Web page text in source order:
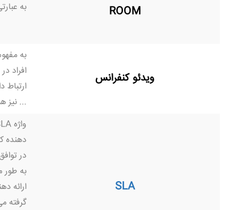
ROOM
به
ویدئو کنفرانس
به
افراد
ارتباط
... نيز
SLA
دهنده
در
ارائه
گرفته